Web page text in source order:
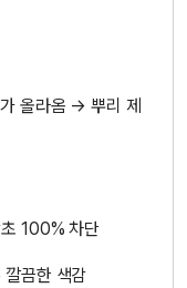
올라옴 → 뿌리 제
100% 차단
끔한 색감